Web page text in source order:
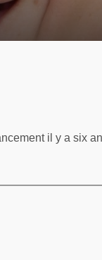
il y a six